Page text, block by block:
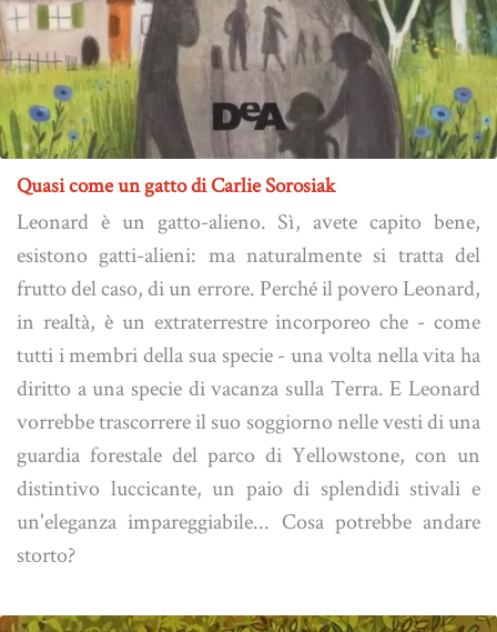
Quasi come un gatto di Carlie Sorosiak
Leonard è un gatto-alieno. Sì, avete capito bene,
esistono gatti-alieni: ma naturalmente si tratta del
frutto del caso, di un errore. Perché il povero Leonard,
in realtà, è un extraterrestre incorporeo che - come
tutti i membri della sua specie - una volta nella vita ha
diritto a una specie di vacanza sulla Terra. E Leonard
vorrebbe trascorrere il suo soggiorno nelle vesti di una
guardia forestale del parco di Yellowstone, con un
distintivo luccicante, un paio di splendidi stivali e
un'eleganza impareggiabile... Cosa potrebbe andare
storto?